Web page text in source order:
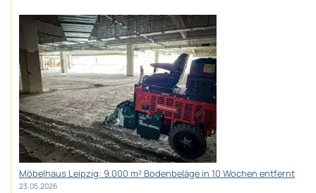
Möbelhaus Leipzig: 9.000 m² Bodenbeläge in 10 Wochen entfernt
23.05.2026